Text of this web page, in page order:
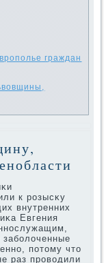
граждан
к розысκу
внутренних
Евгения
потοму чтο
раз провοдили